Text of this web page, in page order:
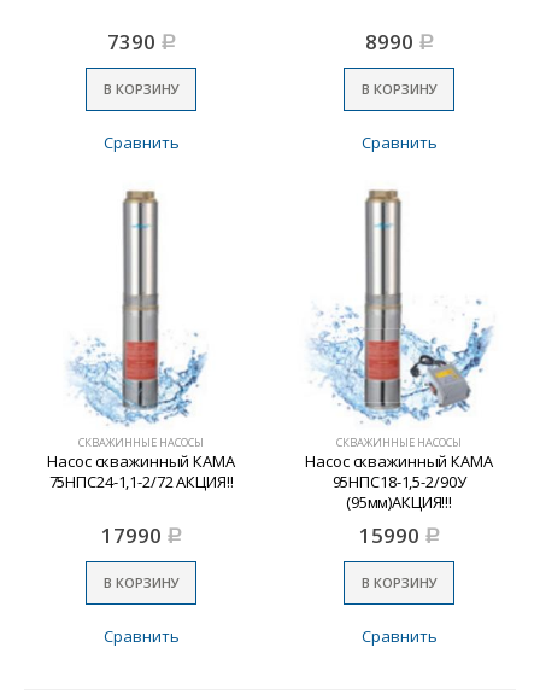
7390 Р
В КОРЗИНУ
Сравнить
8990 Р
В КОРЗИНУ
Сравнить
СКВАЖИННЫЕ НАСОСЫ
Насос скважинный КАМА
75НПС24-1,1-2/72 АКЦИЯ!!
17990 Р
В КОРЗИНУ
Сравнить
СКВАЖИННЫЕ НАСОСЫ
Насос скважинный КАМА
95НПС18-1,5-2/90У
(95мм)АКЦИЯ!!!
15990 Р
В КОРЗИНУ
Сравнить